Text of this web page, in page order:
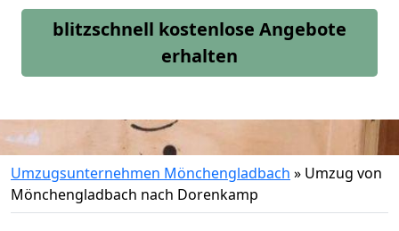
blitzschnell kostenlose Angebote
erhalten
Umzugsunternehmen Mönchengladbach » Umzug von
Mönchengladbach nach Dorenkamp